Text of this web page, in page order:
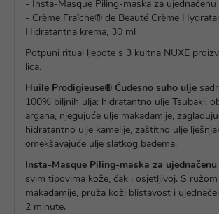
- Insta-Masque Piling-maska za
- Crème Fraîche® de Beauté Crème
Hidratantna krema, 30 ml
Potpuni ritual ljepote s 3 kultna NUXE
lica.
Huile Prodigieuse® Čudesno suho ulje
100% biljnih ulja: hidratantno ulje Tsubaki,
argana, njegujuće ulje makadamije,
hidratantno ulje kamelije, zaštitno ulje
omekšavajuće ulje slatkog badema.
Insta-Masque Piling-maska za
svim tipovima kože, čak i osjetljivoj. S
makadamije, pruža koži blistavost i
2 minute.